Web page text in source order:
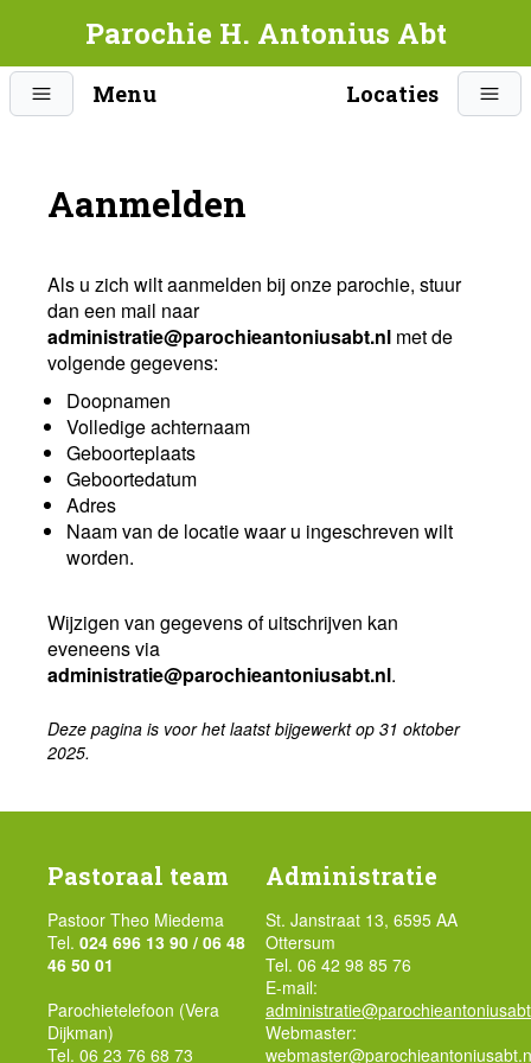
Parochie H. Antonius Abt
Menu Locaties
Aanmelden
Als u zich wilt aanmelden bij onze parochie, stuur
dan een mail naar
administratie@parochieantoniusabt.nl met de
volgende gegevens:
Doopnamen
Volledige achternaam
Geboorteplaats
Geboortedatum
Adres
Naam van de locatie waar u ingeschreven wilt
worden.
Wijzigen van gegevens of uitschrijven kan
eveneens via
administratie@parochieantoniusabt.nl.
Deze pagina is voor het laatst bijgewerkt op 31 oktober
2025.
Pastoraal team
Pastoor Theo Miedema
Tel. 024 696 13 90 / 06 48
46 50 01
Parochietelefoon (Vera
Dijkman)
Tel. 06 23 76 68 73
Administratie
St. Janstraat 13, 6595 AA
Ottersum
Tel. 06 42 98 85 76
E-mail:
Webmaster: